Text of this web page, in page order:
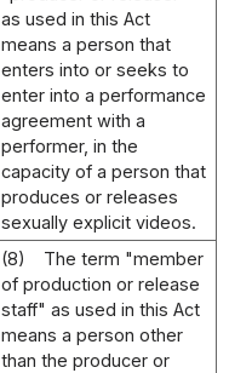
as used in this Act
means a person that
enters into or seeks to
enter into a performance
agreement with a
performer, in the
capacity of a person that
produces or releases
sexually explicit videos.
(8)
The term "member
of production or release
staff" as used in this Act
means a person other
than the producer or